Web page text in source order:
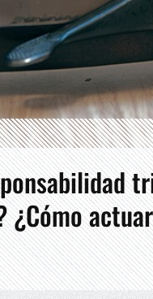
¿Cómo